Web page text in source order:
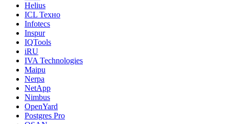
Helius
ICL Техно
Infotecs
Inspur
IQTools
iRU
IVA Technologies
Maipu
Nerpa
NetApp
Nimbus
OpenYard
Postgres Pro